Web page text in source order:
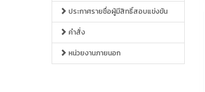
ประกาศรายชื่อผู้มีสิทธิ์สอบแข่งขัน
คำสั่ง
หน่วยงานภายนอก